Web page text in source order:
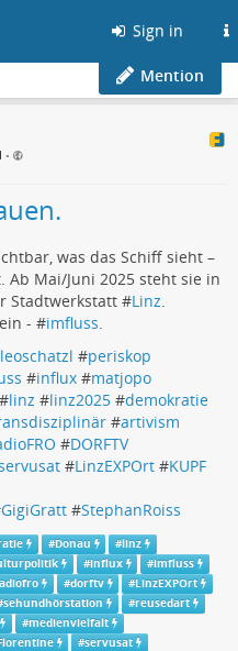
Sign in
Mention
•
was das Schiff sieht –
Mai/Juni 2025 steht sie in
Stadtwerkstatt #Linz.
- #imfluss.
leoschatzl #periskop
#influx #matjopo
#linz #linz2025 #demokratie
#artivism
#DORFTV
#LinzEXPOrt #KUPF
GigiGratt #StephanRoiss
#Donau #linz
#influx #imfluss
#dorftv #LinzEXPOrt
sehundhörstation #reusedart
#medienvielfalt
#servusat